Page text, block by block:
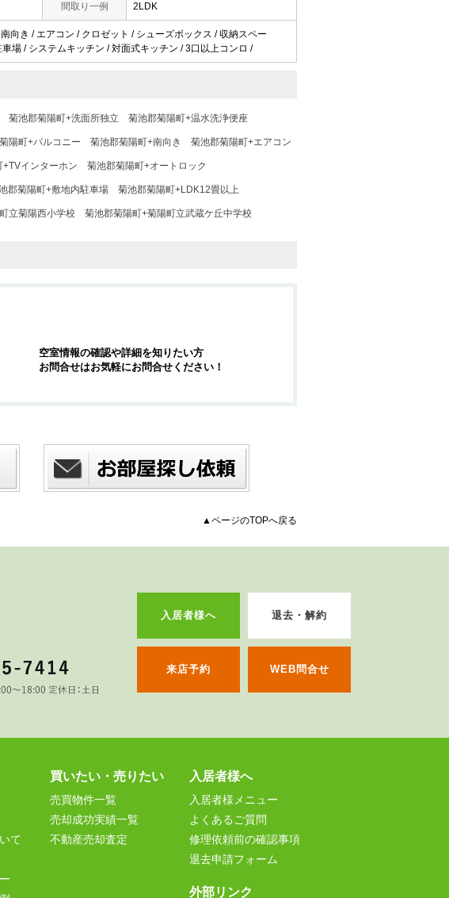
間取り一例 2LDK
向き / エアコン / クロゼット / シューズボックス / 収納スペー
場 / システムキッチン / 対面式キッチン / 3口以上コンロ /
菊池郡菊陽町+洗面所独立 菊池郡菊陽町+温水洗浄便座
陽町+バルコニー 菊池郡菊陽町+南向き 菊池郡菊陽町+エアコン
インターホン 菊池郡菊陽町+オートロック
郡菊陽町+敷地内駐車場 菊池郡菊陽町+LDK12畳以上
立菊陽西小学校 菊池郡菊陽町+菊陽町立武蔵ケ丘中学校
空室情報の確認や詳細を知りたい方
お問合せはお気軽にお問合せください！
▲ページのTOPへ戻る
入居者様へ 退去・解約
来店予約 WEB問合せ
て
買いたい・売りたい
売買物件一覧
売却成功実績一覧
不動産売却査定
入居者様へ
入居者様メニュー
よくあるご質問
修理依頼前の確認事項
退去申請フォーム
外部リンク